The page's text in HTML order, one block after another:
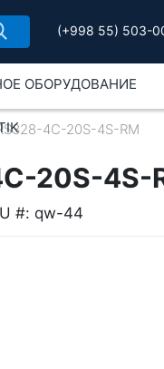
(+998 55) 503-
ОБОРУДОВАНИЕ
4C-20S-4S-RM
20S-4S-
#: qw-44